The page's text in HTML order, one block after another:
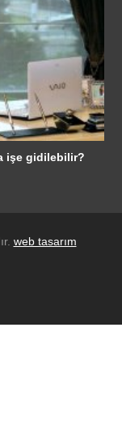
işe gidilebilir?
web tasarım